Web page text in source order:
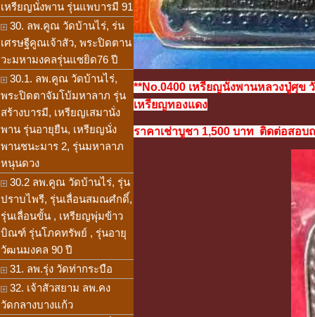
เหรียญนั่งพาน รุ่นแพบารมี 91
30. ลพ.คูณ วัดบ้านไร่, ร่น
เศรษฐีคูณเจ้าสัว, พระปิดตาน
วะมหามงคลรุ่นแซยิด76 ปี
30.1. ลพ.คูณ วัดบ้านไร่,
พระปิดตาจัมโบ้มหาลาภ รุ่น
สร้างบารมี, เหรียญเสมานั่ง
พาน รุ่นอายุยืน, เหรียญนั่ง
พานชนะมาร 2, รุ่นมหาลาภ
หนุนดวง
30.2 ลพ.คูณ วัดบ้านไร่, รุ่น
ปราบไพรี, รุ่นเลื่อนสมณศํกดิ์,
รุ่นเลื่อนขั้น , เหรียญพุ่มข้าว
บิณฑ์ รุ่นโภคทรัพย์ , รุ่นอายุ
วัฒนมงคล 90 ปี
31. ลพ.รุ่ง วัดท่ากระบือ
32. เจ้าสัวสยาม ลพ.คง
วัดกลางบางแก้ว
**No.0400 เหรียญนั่งพานหลวงปู่ศุข
เหรียญทองแดง
ราคาเช่าบูชา 1,500 บาท ติดต่อสอบ